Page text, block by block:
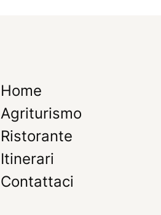
Home
Agriturismo
Ristorante
Itinerari
Contattaci